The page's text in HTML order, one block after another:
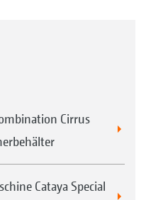
Cirrus
Cataya Special